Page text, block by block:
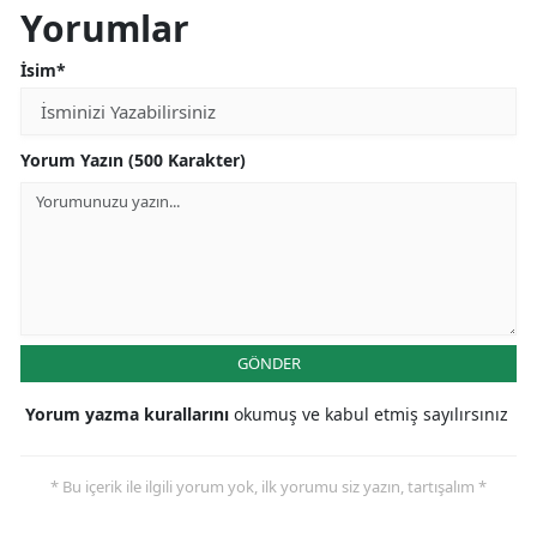
Yorumlar
İsim*
Yorum Yazın (500 Karakter)
GÖNDER
Yorum yazma kurallarını okumuş ve kabul etmiş sayılırsınız
* Bu içerik ile ilgili yorum yok, ilk yorumu siz yazın, tartışalım *